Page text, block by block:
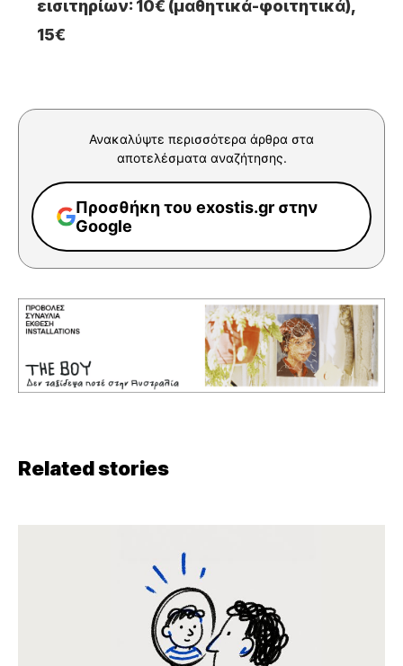
εισιτηρίων: 10€ (μαθητικά-φοιτητικά),
15€
Ανακαλύψτε περισσότερα άρθρα στα
αποτελέσματα αναζήτησης.
Προσθήκη του exostis.gr στην
Google
Related stories